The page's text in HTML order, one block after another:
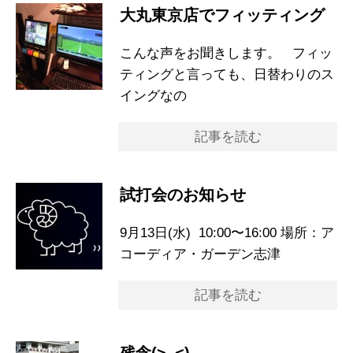
大丸東京店でフィッティング
こんな声をお聞きします。 フィッ
ティングと言っても、日替わりのス
イングなの
記事を読む
試打会のお知らせ
9月13日(水) 10:00〜16:00 場所：ア
コーディア・ガーデン志津
記事を読む